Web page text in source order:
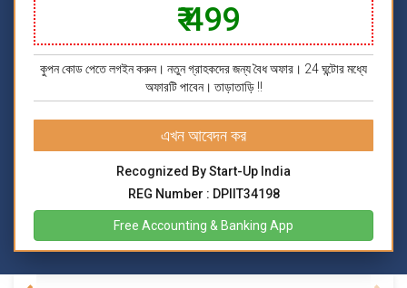
₹ 499
কুপন কোড পেতে লগইন করুন। নতুন গ্রাহকদের জন্য বৈধ অফার। 24 ঘন্টাের মধ্যে
অফারটি পাবেন। তাড়াতাড়ি !!
এখন আবেদন কর
Recognized By Start-Up India
REG Number : DPIIT34198
Free Accounting & Banking App